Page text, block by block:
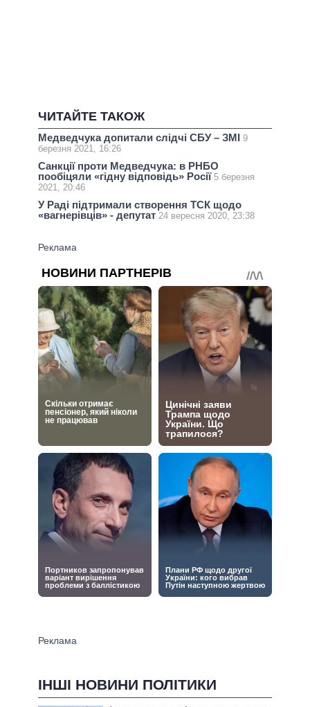
ЧИТАЙТЕ ТАКОЖ
Медведчука допитали слідчі СБУ – ЗМІ 9
березня 2021, 16:26
Санкції проти Медведчука: в РНБО
пообіцяли «гідну відповідь» Росії 5 березня
2021, 20:46
У Раді підтримали створення ТСК щодо
«вагнерівців» - депутат 24 вересня 2020, 23:38
ІНШІ НОВИНИ ПОЛІТИКИ